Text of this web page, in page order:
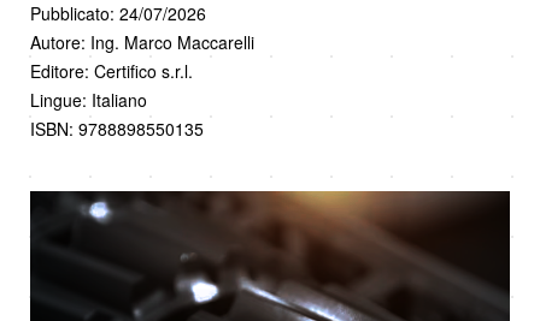
Pubblicato: 24/07/2026
Autore: Ing. Marco Maccarelli
Editore: Certifico s.r.l.
Lingue: Italiano
ISBN: 9788898550135